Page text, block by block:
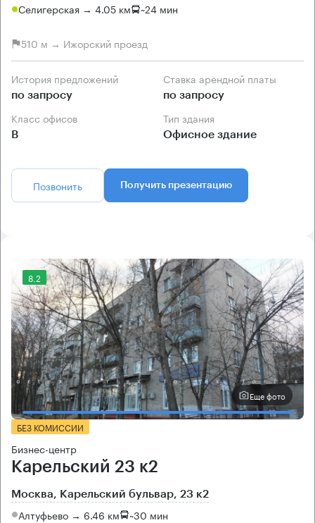
Селигерская → 4.05 км ~24 мин
510 м → Ижорский проезд
История предложений
по запросу
Ставка арендной платы
по запросу
Класс офисов
B
Тип здания
Офисное здание
Позвонить Получить презентацию
8.2
Еще фото
БЕЗ КОМИССИИ
Бизнес-центр
Карельский 23 к2
Москва, Карельский бульвар, 23 к2
Алтуфьево → 6.46 км ~30 мин